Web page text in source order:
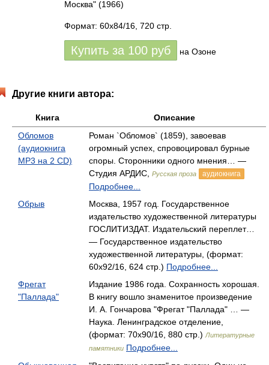
Москва" (1966)
Формат: 60x84/16, 720 стр.
Купить за 100 руб на Озоне
Другие книги автора:
Книга
Описание
Обломов
(аудиокнига
MP3 на 2 CD)
Роман `Обломов` (1859), завоевав
огромный успех, спровоцировал бурные
споры. Сторонники одного мнения… —
Студия АРДИС,
Русская проза аудиокнига
Подробнее...
Обрыв
Москва, 1957 год. Государственное
издательство художественной литературы
ГОСЛИТИЗДАТ. Издательский переплет…
— Государственное издательство
художественной литературы, (формат:
60x92/16, 624 стр.) Подробнее...
Фрегат
"Паллада"
Издание 1986 года. Сохранность хорошая.
В книгу вошло знаменитое произведение
И. А. Гончарова "Фрегат "Паллада" … —
Наука. Ленинградское отделение,
(формат: 70x90/16, 880 стр.) Литературные
памятники Подробнее...